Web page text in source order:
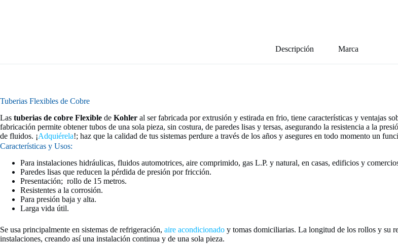
Descripción Marca
Tuberias Flexibles de Cobre
Las tuberias de cobre Flexible de Kohler al ser fabricada por extrusión y estirada en frio, tiene características y ventajas
fabricación permite obtener tubos de una sola pieza, sin costura, de paredes lisas y tersas, asegurando la resistencia a la
de fluidos. ¡Adquiérela!; haz que la calidad de tus sistemas perdure a través de los años y asegures en todo momento un
Características y Usos:
Para instalaciones hidráulicas, fluidos automotrices, aire comprimido, gas L.P. y natural, en casas, edificios y
Paredes lisas que reducen la pérdida de presión por fricción.
Presentación; rollo de 15 metros.
Resistentes a la corrosión.
Para presión baja y alta.
Larga vida útil.
Se usa principalmente en sistemas de refrigeración, aire acondicionado y tomas domiciliarias. La longitud de los rollos y su
instalaciones, creando así una instalación continua y de una sola pieza.